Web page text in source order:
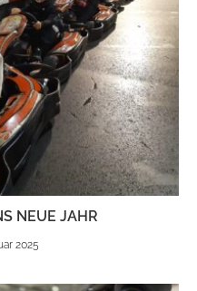
NEUE JAHR
2025